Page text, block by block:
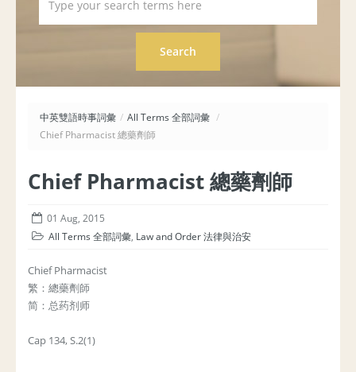
中英雙語時事詞彙 / All Terms 全部詞彙 /
Chief Pharmacist 總藥劑師
Chief Pharmacist 總藥劑師
01 Aug, 2015
All Terms 全部詞彙, Law and Order 法律與治安
Chief Pharmacist
繁：總藥劑師
简：总药剂师
Cap 134, S.2(1)